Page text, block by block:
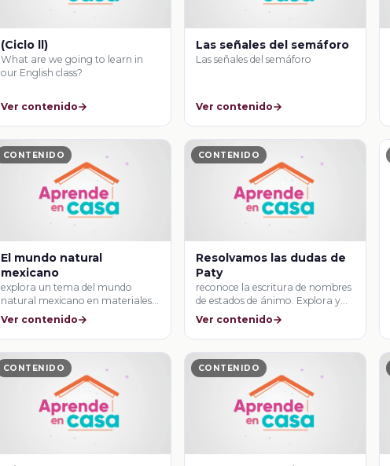
(Ciclo ll)
What are we going to learn in
our English class?
Ver contenido
Las señales del semáforo
Las señales del semáforo
Ver contenido
CONTENIDO
El mundo natural
mexicano
explora un tema del mundo
natural mexicano en materiales
ilustrados.
Ver contenido
CONTENIDO
Resolvamos las dudas de
Paty
reconoce la escritura de nombres
de estados de ánimo. Explora y
reconoce …
Ver contenido
CONTENIDO CONTENIDO